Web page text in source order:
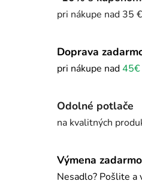
pri nákupe nad 35 €
Doprava
pri nákupe nad45€
Odolné potlače
na kvalitných
Výmena zadarmo
Nesadlo? Pošlite a